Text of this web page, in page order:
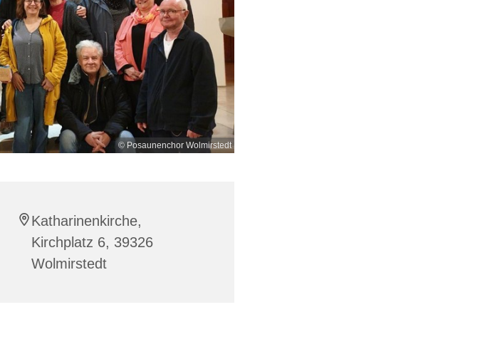
© Posaunenchor Wolmirstedt
Katharinenkirche,
Kirchplatz 6, 39326
Wolmirstedt